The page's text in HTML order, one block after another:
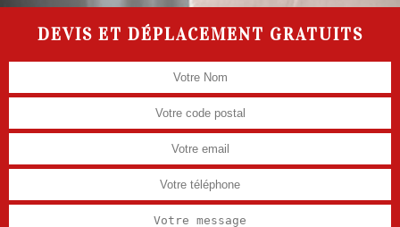
DEVIS ET DÉPLACEMENT GRATUITS